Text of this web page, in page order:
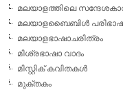
മലയാളത്തിലെ
മലയാളബൈബിള്‍
മലയാളഭാഷാചരിത്രം
മിശ്രഭാഷാ വാദം
മിസ്റ്റിക് കവിതകള്‍
മുക്തകം